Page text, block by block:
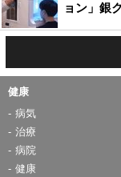
ョン」銀
健康
病気
治療
病院
健康